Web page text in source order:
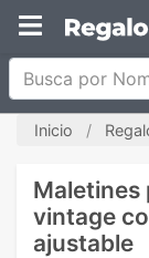
Busca por
Inicio
Maletines
vintage
ajustable